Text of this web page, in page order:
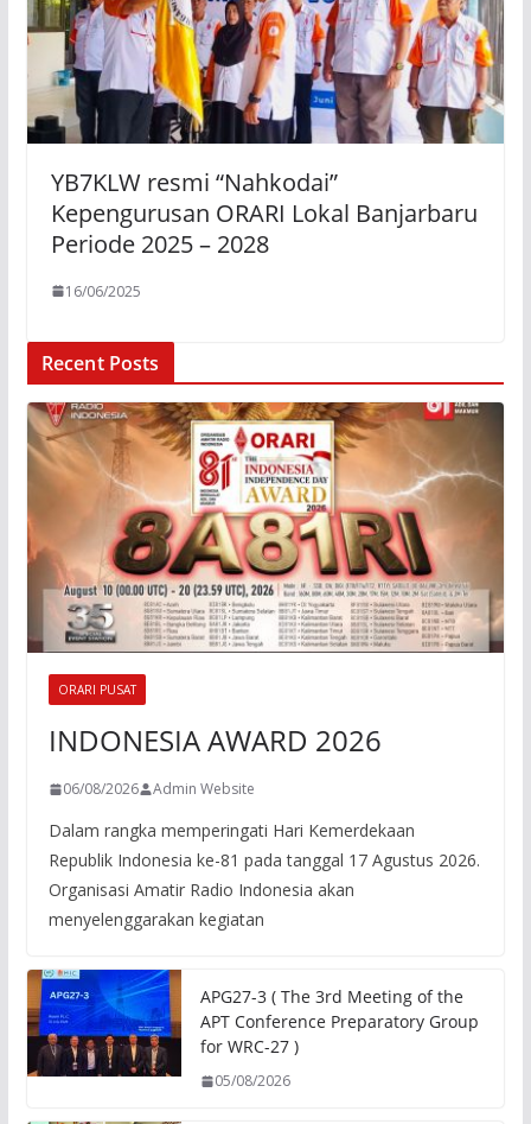
YB7KLW resmi “Nahkodai”
Kepengurusan ORARI Lokal Banjarbaru
Periode 2025 – 2028
16/06/2025
Recent Posts
ORARI PUSAT
INDONESIA AWARD 2026
06/08/2026 Admin Website
Dalam rangka memperingati Hari Kemerdekaan
Republik Indonesia ke-81 pada tanggal 17 Agustus 2026.
Organisasi Amatir Radio Indonesia akan
menyelenggarakan kegiatan
APG27-3 ( The 3rd Meeting of the
APT Conference Preparatory Group
for WRC-27 )
05/08/2026